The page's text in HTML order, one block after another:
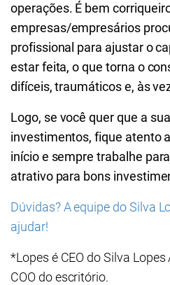
operações. É bem
empresas/empresários
profissional para ajustar o
estar feita, o que torna o
difíceis, traumáticos e, às
Logo, se você quer que a
investimentos, fique atento
início e sempre trabalhe
atrativo para bons
Dúvidas? A equipe do Silva
ajudar!
*Lopes é CEO do Silva
COO do escritório.